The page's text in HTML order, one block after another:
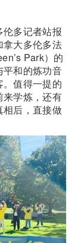
伦多记者站报
拿大多伦多法
Park）的
平和的炼功音
值得一提的
来学炼，还有
相后，直接做